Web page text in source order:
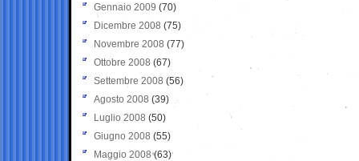
Gennaio 2009 (70)
Dicembre 2008 (75)
Novembre 2008 (77)
Ottobre 2008 (67)
Settembre 2008 (56)
Agosto 2008 (39)
Luglio 2008 (50)
Giugno 2008 (55)
Maggio 2008(63)